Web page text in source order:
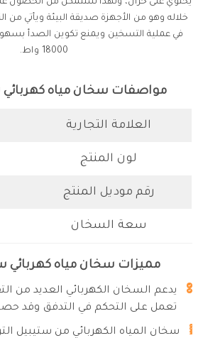
يحتوي على خزان، ولهذا ستتمكن من الحصول
خلاله وهو من الأجهزة صديقة البيئة ويأتي من
في عملية التسخين ويمنع تكوين الصدأ
18000 واط.
مواصفات سخان مياه كهربائي
العلامة التجارية
لون المنتج
رقم موديل المنتج
سعة السخان
مميزات سخان مياه كهربائي
يدعم السخان الكهربائي العديد من
تعمل على التحكم في التدفق وقد
سخان المياه الكهربائي من ستيبيل